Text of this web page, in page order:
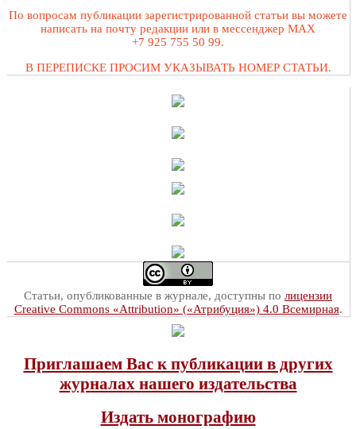
По вопросам публикации зарегистрированной статьи вы можете
написать на почту редакции или в мессенджер MAX
+7 925 755 50 99.
В ПЕРЕПИСКЕ ПРОСИМ УКАЗЫВАТЬ НОМЕР СТАТЬИ.
Статьи, опубликованные в журнале, доступны по лицензии
Creative Commons «Attribution» («Атрибуция») 4.0 Всемирная.
Приглашаем Вас к публикации в других
журналах нашего издательства
Издать монографию